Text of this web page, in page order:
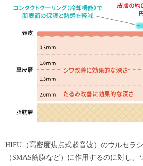
HIFU（高密度焦点式超音波）のウルセラ
（SMAS筋膜など）に作用するのに対し